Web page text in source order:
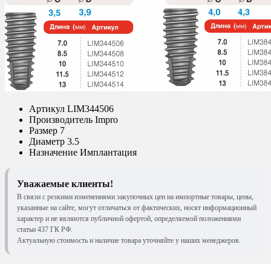
Артикул LIM344506
Производитель Impro
Размер 7
Диаметр 3.5
Назначение Имплантация
Уважаемые клиенты!
В связи с резкими изменениями закупочных цен на импортные товары, цены,
указанные на сайте, могут отличаться от фактических, носят информационный
характер и не являются публичной офертой, определяемой положениями
статьи 437 ГК РФ.
Актуальную стоимость и наличие товара уточняйте у наших менеджеров.